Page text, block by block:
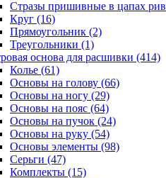
Стразы пришивные в цапах
Круг (16)
Прямоугольник (2)
Треугольники (1)
основа для расшивки (414)
Колье (61)
Основы на голову (66)
Основы на ногу (29)
Основы на пояс (64)
Основы на пучок (24)
Основы на руку (54)
Основы элементы (98)
Серьги (47)
Комплекты (15)